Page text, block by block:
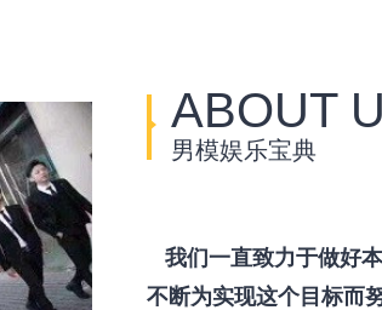
ABOUT
男模娱乐宝典
我们一直致力于做好
不断为实现这个目标而